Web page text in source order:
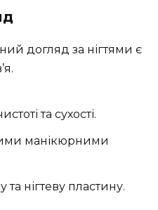
догляд за нігтями є
та сухості.
манікюрними
нігтеву пластину.